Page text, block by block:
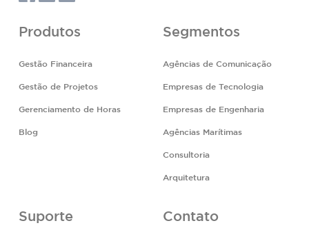
Produtos
Gestão Financeira
Gestão de Projetos
Gerenciamento de Horas
Blog
Segmentos
Agências de Comunicação
Empresas de Tecnologia
Empresas de Engenharia
Agências Marítimas
Consultoria
Arquitetura
Suporte Contato